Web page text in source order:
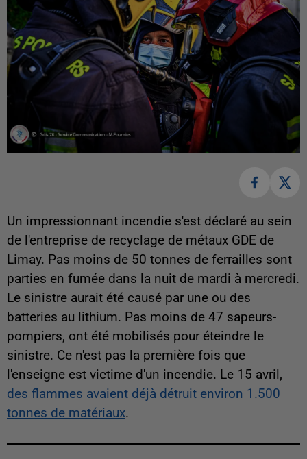
Un impressionnant incendie s'est déclaré au sein
de l'entreprise de recyclage de métaux GDE de
Limay. Pas moins de 50 tonnes de ferrailles sont
parties en fumée dans la nuit de mardi à mercredi.
Le sinistre aurait été causé par une ou des
batteries au lithium. Pas moins de 47 sapeurs-
pompiers, ont été mobilisés pour éteindre le
sinistre. Ce n'est pas la première fois que
l'enseigne est victime d'un incendie. Le 15 avril,
des flammes avaient déjà détruit environ 1.500
tonnes de matériaux.